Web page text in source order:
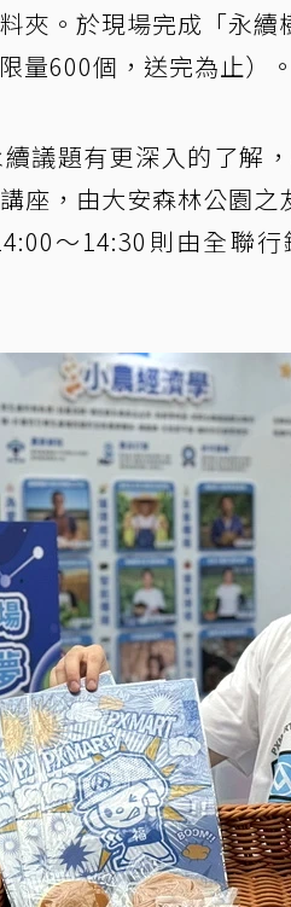
夾。於現場完成「永
量600個，送完為止）。
議題有更深入的了解
座，由大安森林公園
～14:30則由全聯